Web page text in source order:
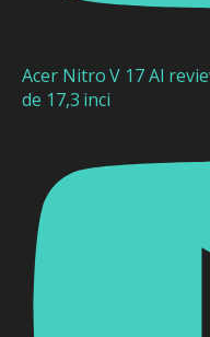
Acer Nitro V 17 AI
de 17,3 inci